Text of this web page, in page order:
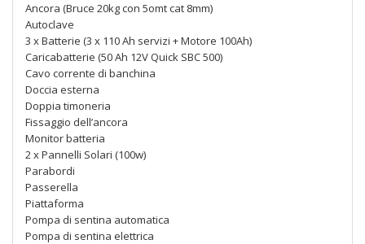
Ancora (Bruce 20kg con 5omt cat 8mm)
Autoclave
3 x Batterie (3 x 110 Ah servizi + Motore 100Ah)
Caricabatterie (50 Ah 12V Quick SBC 500)
Cavo corrente di banchina
Doccia esterna
Doppia timoneria
Fissaggio dell’ancora
Monitor batteria
2 x Pannelli Solari (100w)
Parabordi
Passerella
Piattaforma
Pompa di sentina automatica
Pompa di sentina elettrica